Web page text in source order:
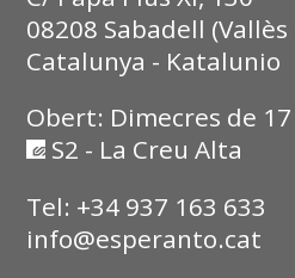
08208 Sabadell
Catalunya - Katalunio
Obert: Dimecres de 17
S2 - La Creu Alta
Tel: +34 937 163 633
info@esperanto.cat